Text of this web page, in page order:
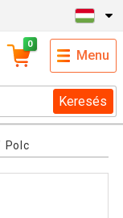
Keresés
0
Menu
Polc